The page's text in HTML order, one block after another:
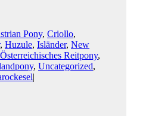
Pony, Criollo,
, Huzule, Isländer, New
Österreichisches Reitpony,
, Uncategorized,
|